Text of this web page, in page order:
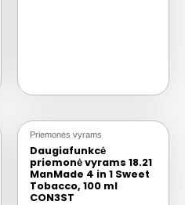
Priemonės vyrams
Daugiafunkcė
priemonė vyrams 18.21
ManMade 4 in 1 Sweet
Tobacco, 100 ml
CON3ST